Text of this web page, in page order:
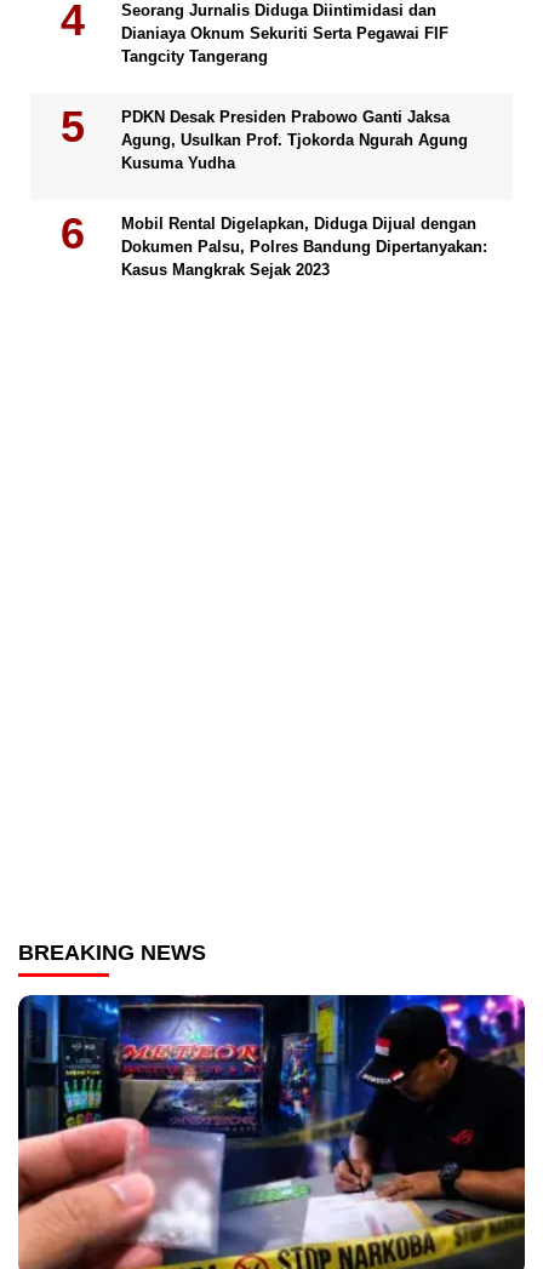
Seorang Jurnalis Diduga Diintimidasi dan
Dianiaya Oknum Sekuriti Serta Pegawai FIF
Tangcity Tangerang
PDKN Desak Presiden Prabowo Ganti Jaksa
Agung, Usulkan Prof. Tjokorda Ngurah Agung
Kusuma Yudha
Mobil Rental Digelapkan, Diduga Dijual dengan
Dokumen Palsu, Polres Bandung Dipertanyakan:
Kasus Mangkrak Sejak 2023
BREAKING NEWS